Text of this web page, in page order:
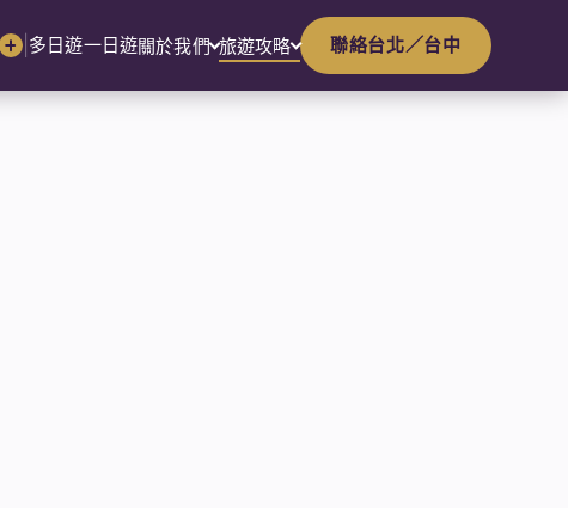
| 多日遊一日遊關於我們 旅遊攻略 聯絡台北／台中